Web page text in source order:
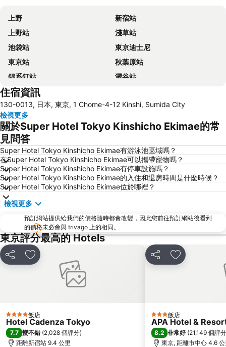
上野
新宿站
上野站
淺草站
池袋站
東京迪士尼
東京站
秋葉原站
錦系釘站
澀谷站
品川車站
淺草寺
Shinjuku
羽田機場 東京國際機場
東京巨蛋城
東京晴空塔
東京國際機場 (羽田機場)
幕張展覽館
新橋站
日本東京武道館
日本橋站
Shibuya
Haneda Airport International Terminal Station
六本木車站
東京迪士尼海洋
東京國際展示中心
御台場 (台場)
Nippori Station
赤坂站
赤羽站
水道橋站
Omiya Station
Oshiage Metro Station
Ariake Coliseum
Sakuragicho Station
住宿資訊
130-0013, 日本, 東京, 1 Chome-4-12 Kinshi, Sumida City
檢視更多
關於Super Hotel Tokyo Kinshicho Ekimae的常
見問答
Super Hotel Tokyo Kinshicho Ekimae有游泳池區域嗎？
在Super Hotel Tokyo Kinshicho Ekimae可以攜帶寵物嗎？
Super Hotel Tokyo Kinshicho Ekimae有停車設施嗎？
Super Hotel Tokyo Kinshicho Ekimae的入住和退房時間是什麼時候？
Super Hotel Tokyo Kinshicho Ekimae位於哪裡？
檢視更多
預訂網站提供給我們的價格隨時都會改變，因此您前往預訂網站後看到
的價格未必會與 trivago 上的相同。
東京評分最高的 Hotels
分享 加入我的最愛
4 星級 飯店
Hotel Cadenza Tokyo
7.7 蠻不錯 (2,028 個評分)
距離新宿站 9.4 公里
分享 加入我的最愛
3 星級飯店
APA Hotel &
8.2 非常好 (21,149 個評分
東京, 距離市中心 4.6